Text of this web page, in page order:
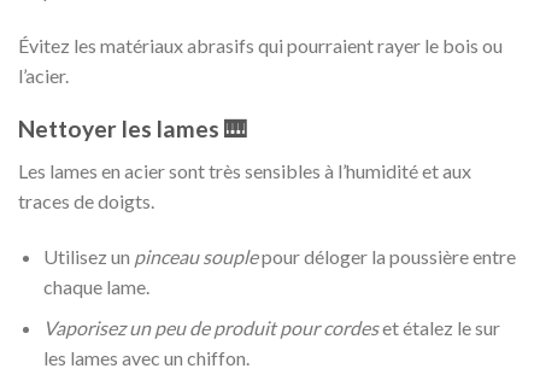
Évitez les matériaux abrasifs qui pourraient rayer le bois ou
l’acier.
Nettoyer les lames 🎹
Les lames en acier sont très sensibles à l’humidité et aux
traces de doigts.
Utilisez un pinceau souplepour déloger la poussière entre
chaque lame.
Vaporisez un peu de produit pour cordeset étalez le sur
les lames avec un chiffon.